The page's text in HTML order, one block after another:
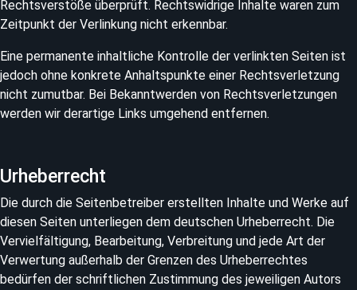
Rechtsverstöße überprüft. Rechtswidrige Inhalte waren zum
Zeitpunkt der Verlinkung nicht erkennbar.
Eine permanente inhaltliche Kontrolle der verlinkten Seiten ist
jedoch ohne konkrete Anhaltspunkte einer Rechtsverletzung
nicht zumutbar. Bei Bekanntwerden von Rechtsverletzungen
werden wir derartige Links umgehend entfernen.
Urheberrecht
Die durch die Seitenbetreiber erstellten Inhalte und Werke auf
diesen Seiten unterliegen dem deutschen Urheberrecht. Die
Vervielfältigung, Bearbeitung, Verbreitung und jede Art der
Verwertung außerhalb der Grenzen des Urheberrechtes
bedürfen der schriftlichen Zustimmung des jeweiligen Autors